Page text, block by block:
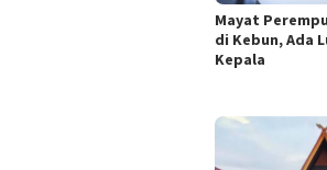
Mayat
di Kebun, Ada
Kepala